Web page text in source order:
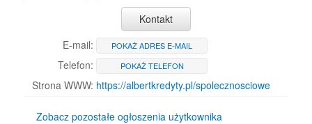
Kontakt
E-mail:
POKAŻ ADRES E-MAIL
Telefon: POKAŻ TELEFON
Strona WWW: https://albertkredyty.pl/spolecznosciowe
Zobacz pozostałe ogłoszenia użytkownika